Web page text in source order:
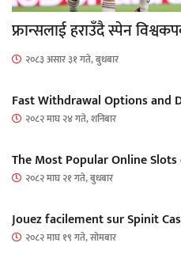
फ्रान्सलाई हराउँदै स्पेन
२०८३ असार ३१ गते, बुधबार
Fast Withdrawal Options and
२०८२ माघ २४ गते, शनिबार
The Most Popular Online
२०८२ माघ २१ गते, बुधबार
Jouez facilement sur Spinit
२०८२ माघ १९ गते, सोमबार